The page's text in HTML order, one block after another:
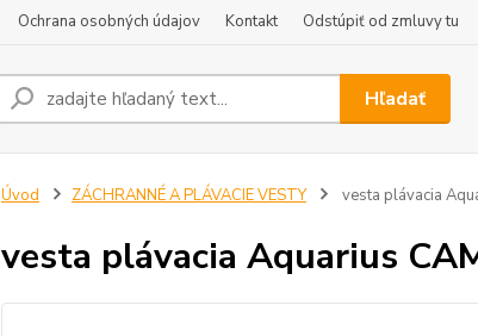
Ochrana osobných údajov Kontakt Odstúpiť od zmluvy tu
Hľadať
Úvod ZÁCHRANNÉ A PLÁVACIE VESTY vesta plávacia
vesta plávacia Aquarius